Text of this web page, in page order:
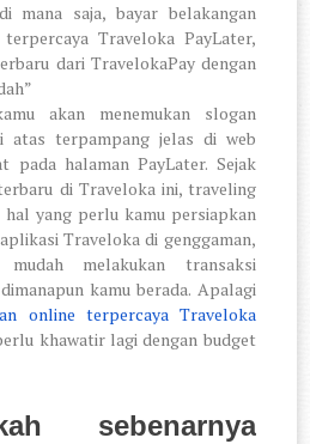
mana saja, bayar belakangan
Traveloka PayLater,
dari TravelokaPay dengan
akan menemukan slogan
atas terpampang jelas di web
pada halaman PayLater. Sejak
di Traveloka ini, traveling
yang perlu kamu persiapkan
Traveloka di genggaman,
melakukan transaksi
kamu berada. Apalagi
online terpercaya Traveloka
khawatir lagi dengan budget
sebenarnya